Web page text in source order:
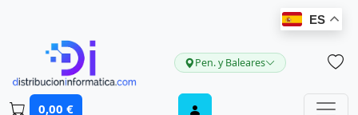
ES
Pen. y Baleares
0,00 €